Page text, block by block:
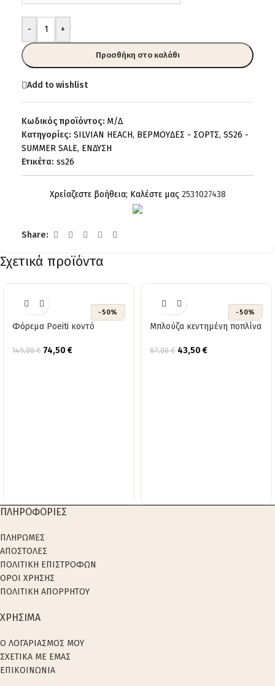
- +
Προσθήκη στο καλάθι
Add to wishlist
Κωδικός προϊόντος: Μ/Δ
Κατηγορίες: SILVIAN HEACH, BEPMOYΔEΣ - ΣOPTΣ, SS26 -
SUMMER SALE, ΕΝΔΥΣΗ
Ετικέτα: ss26
Χρείαζεστε βοήθεια; Καλέστε μας 2531027438
Share:
Σχετικά προϊόντα
-50%
Φόρεμα Poeiti κοντό
149,00€ 74,50 €
-50%
Μπλούζα κεντημένη ποπλίνα
87,00€ 43,50 €
ΠΛΗΡΟΦΟΡΙΕΣ
ΠΛΗΡΩΜΕΣ
ΑΠΟΣΤΟΛΕΣ
ΠΟΛΙΤΙΚΗ ΕΠΙΣΤΡΟΦΩΝ
ΟΡΟΙ ΧΡΗΣΗΣ
ΠΟΛΙΤΙΚΗ ΑΠΟΡΡΗΤΟΥ
ΧΡΗΣΙΜΑ
Ο ΛΟΓΑΡΙΑΣΜΟΣ ΜΟΥ
ΣΧΕΤΙΚΑ ΜΕ ΕΜΑΣ
ΕΠΙΚΟΙΝΩΝΙΑ